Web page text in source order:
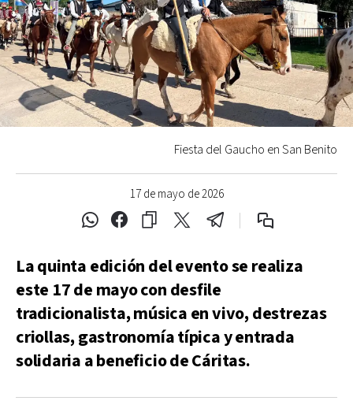
17 de mayo de 2026
Fiesta del Gaucho en San Benito
La quinta edición del evento se realiza
este 17 de mayo con desfile
tradicionalista, música en vivo, destrezas
criollas, gastronomía típica y entrada
solidaria a beneficio de Cáritas.